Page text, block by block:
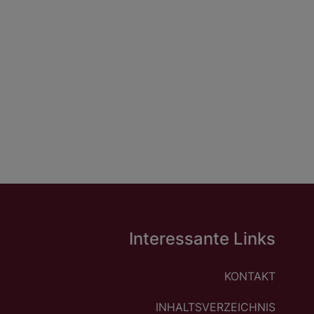
Interessante Links
KONTAKT
INHALTSVERZEICHNIS